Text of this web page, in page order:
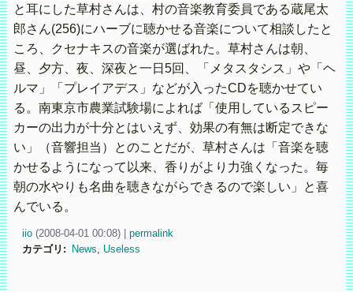
と耳にした草村さんは、村の音楽教育委員である蔵尾太
郎さん(256)にハーブに聴かせる音楽について相談したと
ころ、クセナキスの音楽が選ばれた。草村さんは朝、
昼、夕方、夜、深夜と一日5回、「メタスタシス」や「ヘ
ルマ」「プレイアデス」などが入ったCDを聴かせてい
る。南東京市農業試験場によれば「使用しているスピー
カーの出力が十分とはいえず、効果の有無は断定できな
い」（音響担当）とのことだが、草村さんは「音楽を聴
かせるようになって以来、香りがより力強くなった。毎
朝の水やりも名曲を聴きながらできるので楽しい」と喜
んでいる。
iio (2008-04-01 00:08)
permalink
カテゴリ : News, Useless